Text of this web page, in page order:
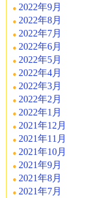
2022年9月
2022年8月
2022年7月
2022年6月
2022年5月
2022年4月
2022年3月
2022年2月
2022年1月
2021年12月
2021年11月
2021年10月
2021年9月
2021年8月
2021年7月